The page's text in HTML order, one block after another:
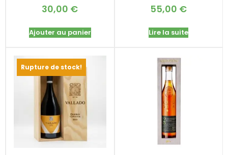
30,00 €
Ajouter au panier
55,00 €
Lire la suite
Rupture de stock!